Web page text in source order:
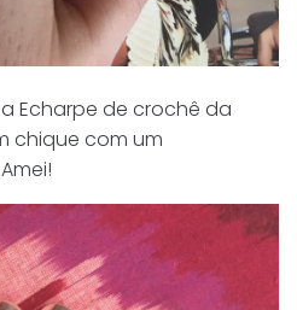
Echarpe de crochê da
chique com um